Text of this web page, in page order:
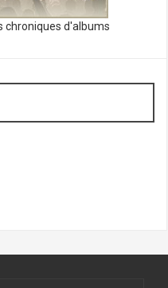
chroniques d'albums